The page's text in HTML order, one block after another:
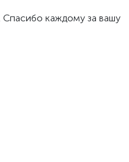
Спасибо каждому за вашу